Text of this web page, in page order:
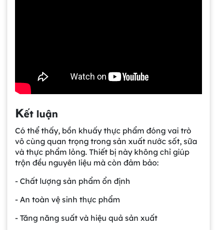
Kết luận
Có thể thấy, bồn khuấy thực phẩm đóng vai trò
vô cùng quan trọng trong sản xuất nước sốt, sữa
và thực phẩm lỏng. Thiết bị này không chỉ giúp
trộn đều nguyên liệu mà còn đảm bảo:
- Chất lượng sản phẩm ổn định
- An toàn vệ sinh thực phẩm
- Tăng năng suất và hiệu quả sản xuất
Gia công bồn khuấy, silo chứa nguyên liệu
tại công ty Á Âu
Bồn khuấy công nghiệp là gì? Ứng dụng, cấu
Bồn Khuấy Phụ Gia Sơn - Giải Pháp Tối Ưu
Cho Ngành Sơn Phủ
Dự án máy khuấy trộn bồn bể công nghiệp